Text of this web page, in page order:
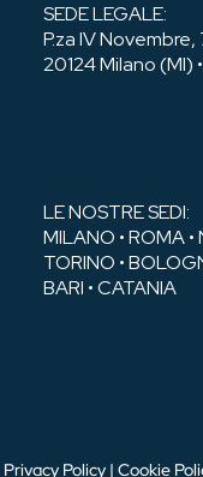
SEDE LEGALE:
P.za IV Novembre,
20124 Milano (MI)
LE NOSTRE SEDI:
MILANO • ROMA •
TORINO •
BARI • CATANIA
Privacy Policy | Cookie